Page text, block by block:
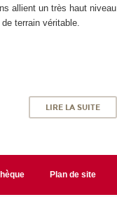
allient un très haut niveau
terrain véritable.
LIRE LA SUITE
Plan de site